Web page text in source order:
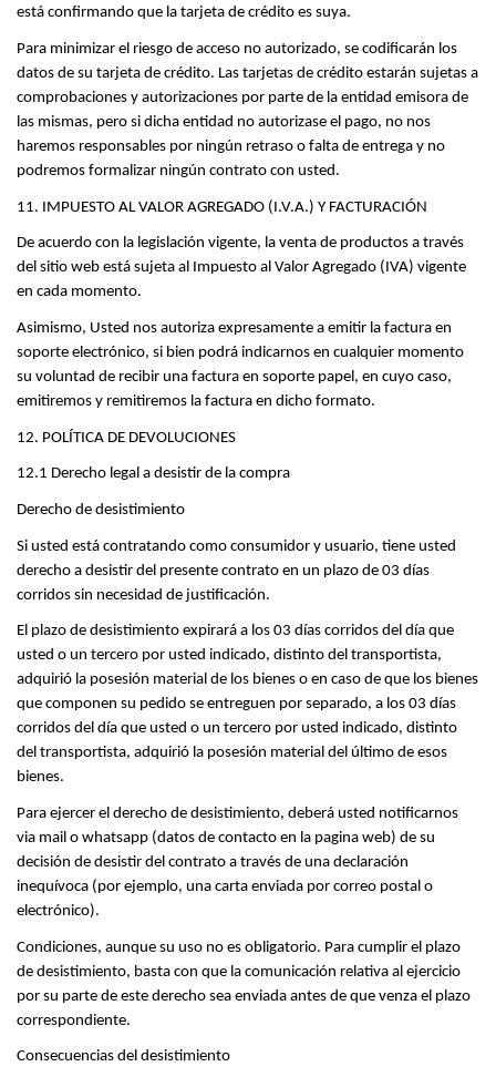
está confirmando que la tarjeta de crédito es suya.
Para minimizar el riesgo de acceso no autorizado, se codificarán los
datos de su tarjeta de crédito. Las tarjetas de crédito estarán sujetas a
comprobaciones y autorizaciones por parte de la entidad emisora de
las mismas, pero si dicha entidad no autorizase el pago, no nos
haremos responsables por ningún retraso o falta de entrega y no
podremos formalizar ningún contrato con usted.
11. IMPUESTO AL VALOR AGREGADO (I.V.A.) Y FACTURACIÓN
De acuerdo con la legislación vigente, la venta de productos a través
del sitio web está sujeta al Impuesto al Valor Agregado (IVA) vigente
en cada momento.
Asimismo, Usted nos autoriza expresamente a emitir la factura en
soporte electrónico, si bien podrá indicarnos en cualquier momento
su voluntad de recibir una factura en soporte papel, en cuyo caso,
emitiremos y remitiremos la factura en dicho formato.
12. POLÍTICA DE DEVOLUCIONES
12.1 Derecho legal a desistir de la compra
Derecho de desistimiento
Si usted está contratando como consumidor y usuario, tiene usted
derecho a desistir del presente contrato en un plazo de 03 días
corridos sin necesidad de justificación.
El plazo de desistimiento expirará a los 03 días corridos del día que
usted o un tercero por usted indicado, distinto del transportista,
adquirió la posesión material de los bienes o en caso de que los bienes
que componen su pedido se entreguen por separado, a los 03 días
corridos del día que usted o un tercero por usted indicado, distinto
del transportista, adquirió la posesión material del último de esos
bienes.
Para ejercer el derecho de desistimiento, deberá usted notificarnos
via mail o whatsapp (datos de contacto en la pagina web) de su
decisión de desistir del contrato a través de una declaración
inequívoca (por ejemplo, una carta enviada por correo postal o
electrónico).
Condiciones, aunque su uso no es obligatorio. Para cumplir el plazo
de desistimiento, basta con que la comunicación relativa al ejercicio
por su parte de este derecho sea enviada antes de que venza el plazo
correspondiente.
Consecuencias del desistimiento